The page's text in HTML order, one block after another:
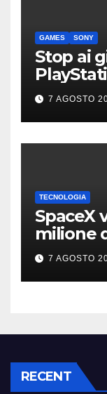
GAMES SONY
Stop ai
Sony è
7 AGOSTO
TECNOLOGIA
SpaceX
milione
spazio:
7 AGOSTO
RECENT